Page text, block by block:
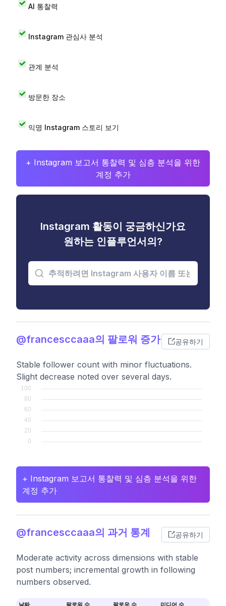
AI 통찰력
Instagram 관심사 분석
관계 분석
방문한 장소
익명 Instagram 스토리 보기
+ Instagram 보고서 통찰력 및 심층 분석을 위한
계정 추가
Instagram 활동이 궁금하신가요
원하는 인플루언서의?
@francesccaaa의 팔로워 증가 공유하기
Stable follower count with minor fluctuations.
Slight decrease noted over several days.
+ Instagram 보고서 통찰력 및 심층 분석을 위한
계정 추가
@francesccaaa의 과거 통계 공유하기
Moderate activity across dimensions with stable
post numbers; incremental growth in following
numbers observed.
날짜 팔로워 수 팔로우 수 미디어 수